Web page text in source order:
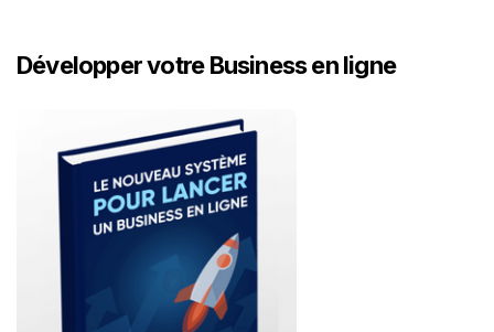
Développer votre Business en ligne